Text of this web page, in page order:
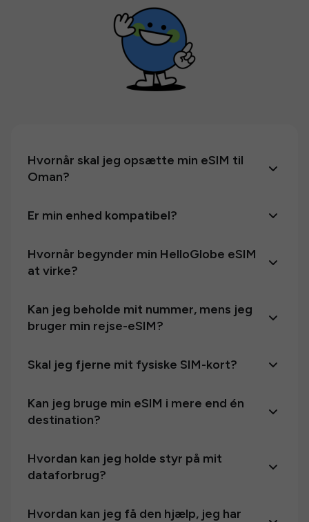
Hvornår skal jeg opsætte min eSIM til
Oman?
Er min enhed kompatibel?
Hvornår begynder min HelloGlobe eSIM
at virke?
Kan jeg beholde mit nummer, mens jeg
bruger min rejse-eSIM?
Skal jeg fjerne mit fysiske SIM-kort?
Kan jeg bruge min eSIM i mere end én
destination?
Hvordan kan jeg holde styr på mit
dataforbrug?
Hvordan kan jeg få den hjælp, jeg har